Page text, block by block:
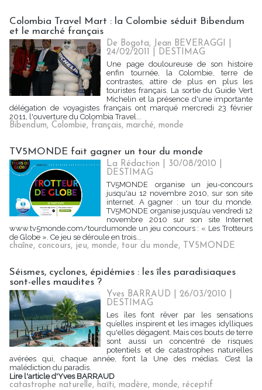
Colombia Travel Mart : la Colombie séduit Bibendum
et le marché français
De Bogota, Jean BEVERAGGI |
24/02/2011
DESTIMAG
Une page douloureuse de son histoire
enfin tournée, la Colombie, terre de
contrastes, attire de plus en plus les
touristes français. La sortie du Guide Vert
Michelin et la présence d'une importante
délégation de voyagistes français ont marqué mercredi 23 février
2011, l'ouverture du Colombia Travel...
Bibendum, Colombie, français, marché, monde
TV5MONDE fait gagner un tour du monde
La Rédaction | 30/08/2010
DESTIMAG
TV5MONDE organise un jeu-concours
jusqu'au 12 novembre 2010, sur son site
internet. A gagner : un tour du monde.
TV5MONDE organise jusqu’au vendredi 12
novembre 2010 sur son site Internet
www.tv5monde.com/tourdumonde un jeu concours : « Les Trotteurs
de Globe ». Ce jeu se déroule en trois...
chaîne, concours, jeu, monde, tour du monde, TV5MONDE
Séismes, cyclones, épidémies : les îles paradisiaques
sont-elles maudites ?
Yves BARRAUD | 26/03/2010
DESTIMAG
Les îles font rêver par les sensations
qu’elles inspirent et les images idylliques
qu'elles dégagent. Mais ces bouts de terre
sont aussi un concentré de risques
potentiels et de catastrophes naturelles
avérées qui, chaque année, font la Une des médias. C’est la
malédiction du paradis.
Lire l'article d'Yves BARRAUD
catastrophe naturelle, haïti, madère, monde, réceptif